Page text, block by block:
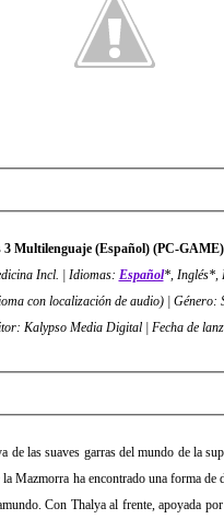
3 Multilenguaje (Español) (PC-GAME)
Incl. | Idiomas: Español*, Inglés*,
con localización de audio) | Género:
Realmforge Studios | Editor: Kalypso Media Digital |
de las suaves garras del mundo de la
Mazmorra ha encontrado una forma de
Con Thalya al frente, apoyada